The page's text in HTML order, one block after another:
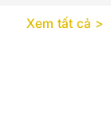
Xem tất cả >